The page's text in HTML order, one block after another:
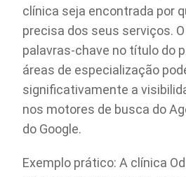
clínica seja encontrada por
precisa dos seus serviços.
palavras-chave no título do
áreas de especialização
significativamente a
nos motores de busca do
do Google.
Exemplo prático: A clínica